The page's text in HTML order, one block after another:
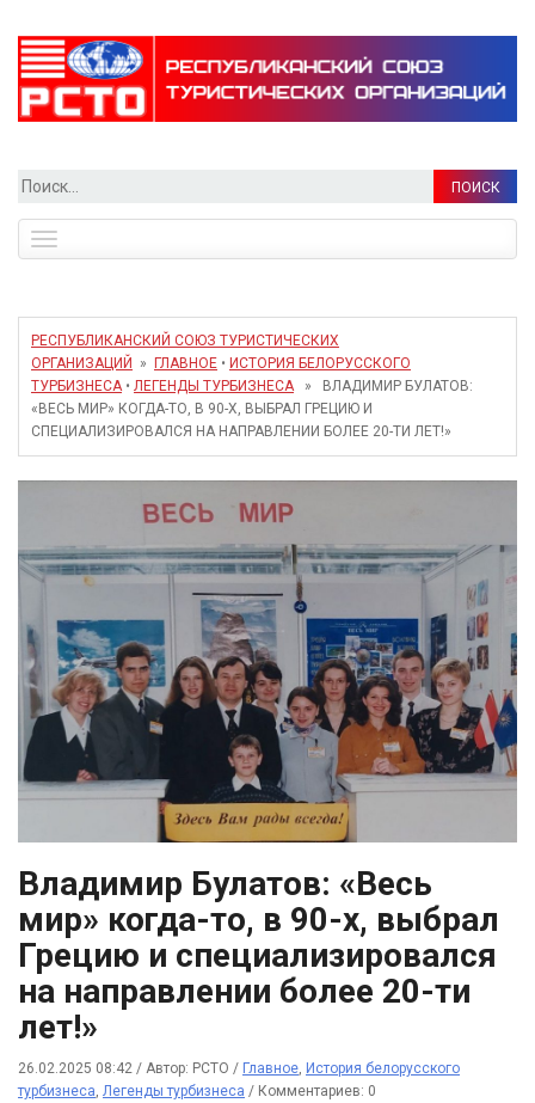
Найти:
navigation
РЕСПУБЛИКАНСКИЙ СОЮЗ ТУРИСТИЧЕСКИХ
ОРГАНИЗАЦИЙ
» ГЛАВНОЕ • ИСТОРИЯ БЕЛОРУССКОГО
ТУРБИЗНЕСА• ЛЕГЕНДЫ ТУРБИЗНЕСА» ВЛАДИМИР БУЛАТОВ:
«ВЕСЬ МИР» КОГДА-ТО, В 90-Х, ВЫБРАЛ ГРЕЦИЮ И
СПЕЦИАЛИЗИРОВАЛСЯ НА НАПРАВЛЕНИИ БОЛЕЕ 20-ТИ ЛЕТ!»
Владимир Булатов: «Весь
мир» когда-то, в 90-х, выбрал
Грецию и специализировался
на направлении более 20-ти
лет!»
26.02.2025 08:42 / Автор: РСТО / Главное, История белорусского
турбизнеса, Легенды турбизнеса / Комментариев: 0